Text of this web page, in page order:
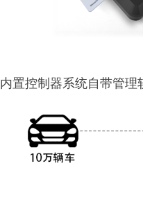
置控制器系统自带管